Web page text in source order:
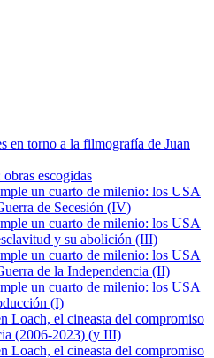
en torno a la filmografía de Juan
escogidas
un cuarto de milenio: los USA
de Secesión (IV)
un cuarto de milenio: los USA
y su abolición (III)
un cuarto de milenio: los USA
de la Independencia (II)
un cuarto de milenio: los USA
(I)
Loach, el cineasta del compromiso
(2006-2023) (y III)
Loach, el cineasta del compromiso